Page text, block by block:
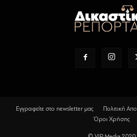
Εγγραφείτε στο newsletter μας Πολιτική
Όροι Χρήσης